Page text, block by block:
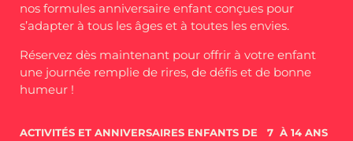
nos formules anniversaire enfant conçues pour
s’adapter à tous les âges et à toutes les envies.
Réservez dès maintenant pour offrir à votre enfant
une journée remplie de rires, de défis et de bonne
humeur !
ACTIVITÉS ET ANNIVERSAIRES ENFANTS DE 7 À 14 ANS